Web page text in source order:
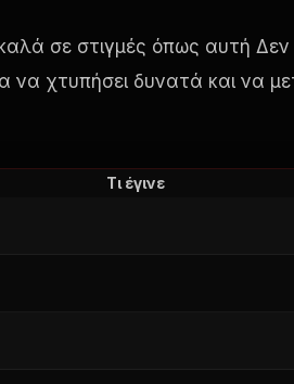
σε στιγμές όπως αυτή Δεν
να χτυπήσει δυνατά και να
Τι έγινε